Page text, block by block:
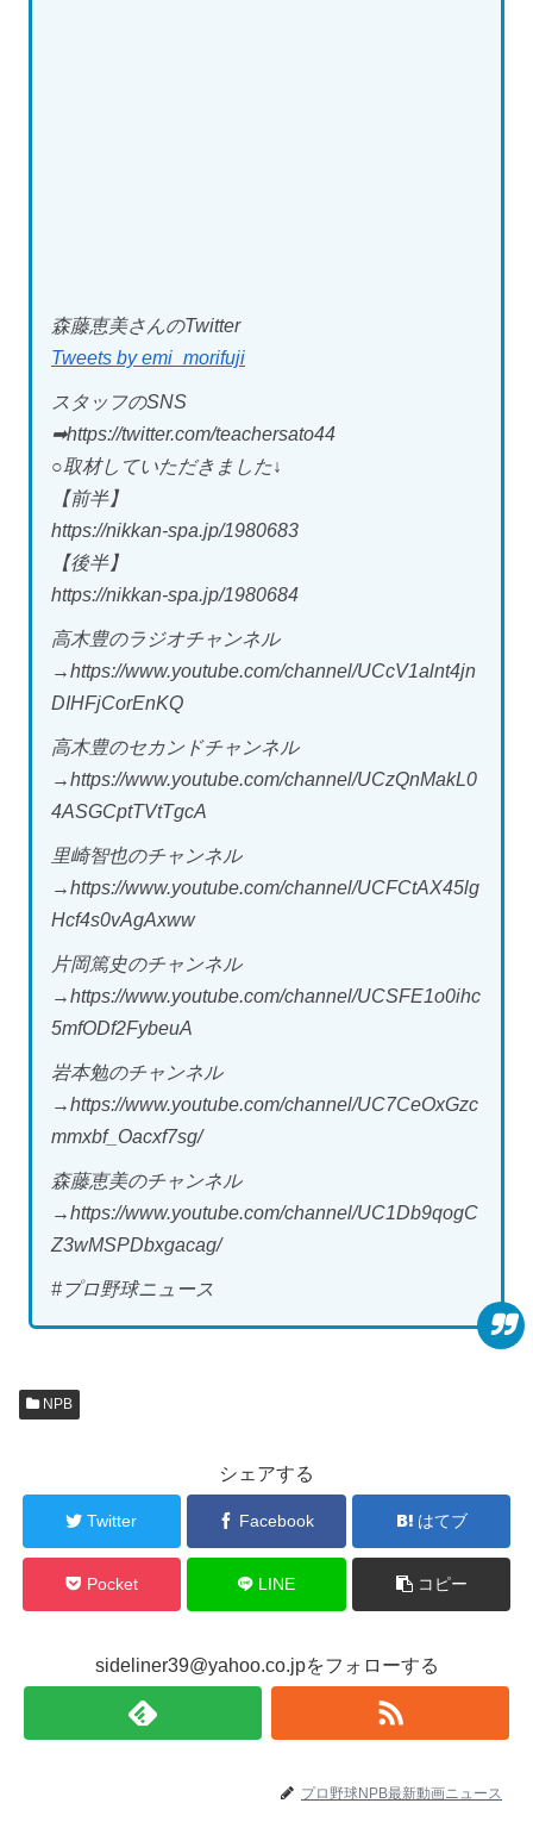
森藤恵美さんのTwitter
Tweets by emi_morifuji
スタッフのSNS
➡︎https://twitter.com/teachersato44
○取材していただきました↓
【前半】
https://nikkan-spa.jp/1980683
【後半】
https://nikkan-spa.jp/1980684
高木豊のラジオチャンネル
→https://www.youtube.com/channel/UCcV1alnt4jn
DIHFjCorEnKQ
高木豊のセカンドチャンネル
→https://www.youtube.com/channel/UCzQnMakL0
4ASGCptTVtTgcA
里崎智也のチャンネル
→https://www.youtube.com/channel/UCFCtAX45lg
Hcf4s0vAgAxww
片岡篤史のチャンネル
→https://www.youtube.com/channel/UCSFE1o0ihc
5mfODf2FybeuA
岩本勉のチャンネル
→https://www.youtube.com/channel/UC7CeOxGzc
mmxbf_Oacxf7sg/
森藤恵美のチャンネル
→https://www.youtube.com/channel/UC1Db9qogC
Z3wMSPDbxgacag/
#プロ野球ニュース
NPB
シェアする
Twitter Facebook はてブ
Pocket LINE コピー
sideliner39@yahoo.co.jpをフォローする
プロ野球NPB最新動画ニュース